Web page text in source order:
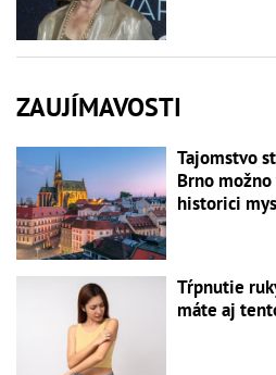
ZAUJÍMAVOSTI
Tajomstvo
Brno
historici
Tŕpnutie
máte aj